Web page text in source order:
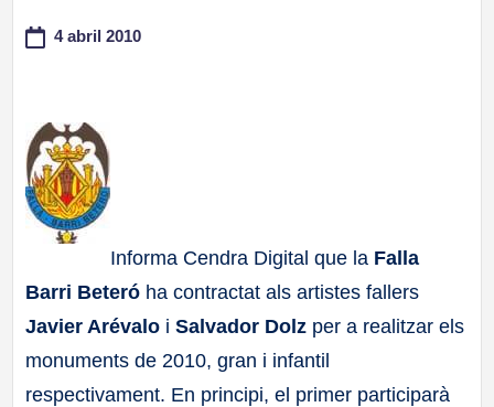
4 abril 2010
Informa Cendra Digital que la Falla
Barri Beteró ha contractat als artistes fallers
Javier Arévalo i Salvador Dolz per a realitzar els
monuments de 2010, gran i infantil
respectivament. En principi, el primer participarà